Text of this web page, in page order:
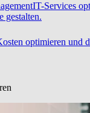
IT-Services
gestalten.
optimieren und